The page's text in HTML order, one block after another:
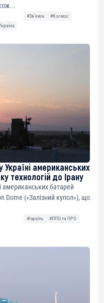
#Звʼязок
#Космос
Україні американських
технологій до Ірану
американських батарей
Dome («Залізний купол»), що
#Ізраїль
#ППО та ПРО